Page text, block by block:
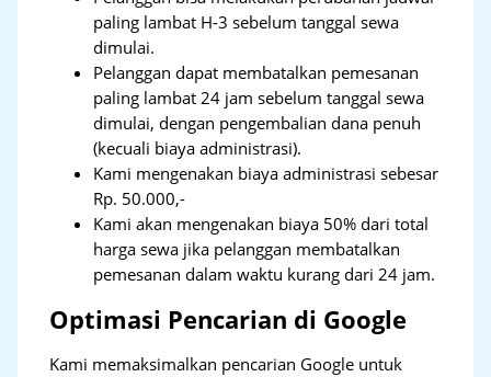
paling lambat H-3 sebelum tanggal sewa
dimulai.
Pelanggan dapat membatalkan pemesanan
paling lambat 24 jam sebelum tanggal sewa
dimulai, dengan pengembalian dana penuh
(kecuali biaya administrasi).
Kami mengenakan biaya administrasi sebesar
Rp. 50.000,-
Kami akan mengenakan biaya 50% dari total
harga sewa jika pelanggan membatalkan
pemesanan dalam waktu kurang dari 24 jam.
Optimasi Pencarian di Google
Kami memaksimalkan pencarian Google untuk